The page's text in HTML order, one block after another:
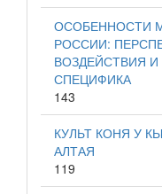
ОСОБЕННОСТИ
РОССИИ:
ВОЗДЕЙСТВИЯ
СПЕЦИФИКА
143
КУЛЬТ КОНЯ У
АЛТАЯ
119